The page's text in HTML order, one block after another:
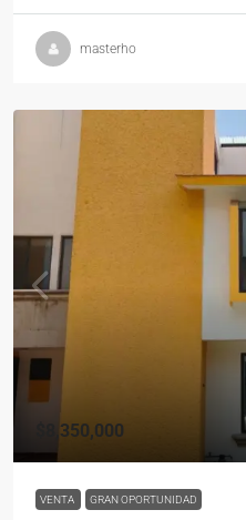
masterho
$8,350,000
VENTA GRAN OPORTUNIDAD